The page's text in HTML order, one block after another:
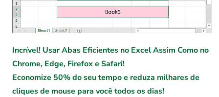
Incrível! Usar Abas Eficientes no Excel Assim Como no
Chrome, Edge, Firefox e Safari!
Economize 50% do seu tempo e reduza milhares de
cliques de mouse para você todos os dias!